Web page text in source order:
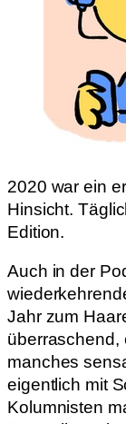
2020 war ein
Hinsicht.
Edition.
Auch in der
Jahr zum
überraschend,
manches
eigentlich mit
Kolumnisten